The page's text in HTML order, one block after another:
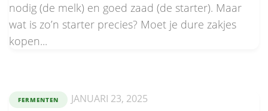
nodig (de melk) en goed zaad (de starter). Maar
wat is zo’n starter precies? Moet je dure zakjes
kopen...
FERMENTEN JANUARI 23, 2025